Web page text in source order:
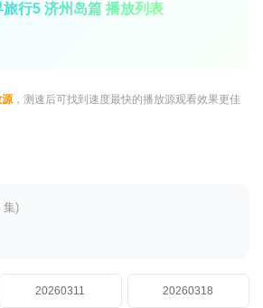
行5 济州岛篇 播放列表
，测速后可找到速度最快的播放源观看效果更佳
集)
20260311 20260318